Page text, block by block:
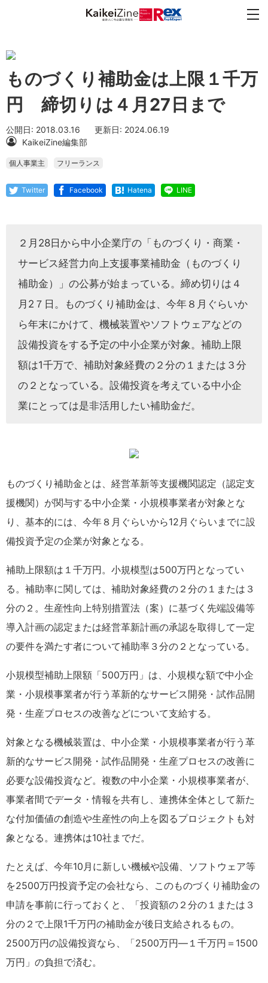
ものづくり補助金は上限１千万
円 締切りは４月27日まで
公開日: 2018.03.16
更新日: 2024.06.19
KaikeiZine編集部
個人事業主 フリーランス
Twitter Facebook Hatena LINE
２月28日から中小企業庁の「ものづくり・商業・
サービス経営力向上支援事業補助金（ものづくり
補助金）」の公募が始まっている。締め切りは４
月2７日。ものづくり補助金は、今年８月ぐらいか
ら年末にかけて、機械装置やソフトウェアなどの
設備投資をする予定の中小企業が対象。補助上限
額は1千万で、補助対象経費の２分の１または３分
の２となっている。設備投資を考えている中小企
業にとっては是非活用したい補助金だ。
ものづくり補助金とは、経営革新等支援機関認定（認定支
援機関）が関与する中小企業・小規模事業者が対象とな
り、基本的には、今年８月ぐらいから12月ぐらいまでに設
備投資予定の企業が対象となる。
補助上限額は１千万円。小規模型は500万円となってい
る。補助率に関しては、補助対象経費の２分の１または３
分の２。生産性向上特別措置法（案）に基づく先端設備等
導入計画の認定または経営革新計画の承認を取得して一定
の要件を満たす者について補助率３分の２となっている。
小規模型補助上限額「500万円」は、小規模な額で中小企
業・小規模事業者が行う革新的なサービス開発・試作品開
発・生産プロセスの改善などについて支給する。
対象となる機械装置は、中小企業・小規模事業者が行う革
新的なサービス開発・試作品開発・生産プロセスの改善に
必要な設備投資など。複数の中小企業・小規模事業者が、
事業者間でデータ・情報を共有し、連携体全体として新た
な付加価値の創造や生産性の向上を図るプロジェクトも対
象となる。連携体は10社までだ。
たとえば、今年10月に新しい機械や設備、ソフトウェア等
を2500万円投資予定の会社なら、このものづくり補助金の
申請を事前に行っておくと、「投資額の２分の１または３
分の２で上限1千万円の補助金が後日支給されるもの。
2500万円の設備投資なら、「2500万円―１千万円＝1500
万円」の負担で済む。